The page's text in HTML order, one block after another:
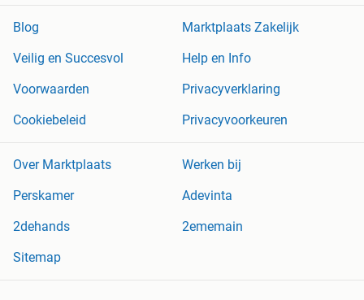
Blog
Marktplaats Zakelijk
Veilig en Succesvol
Help en Info
Voorwaarden
Privacyverklaring
Cookiebeleid
Privacyvoorkeuren
Over Marktplaats
Werken bij
Perskamer
Adevinta
2dehands
2ememain
Sitemap